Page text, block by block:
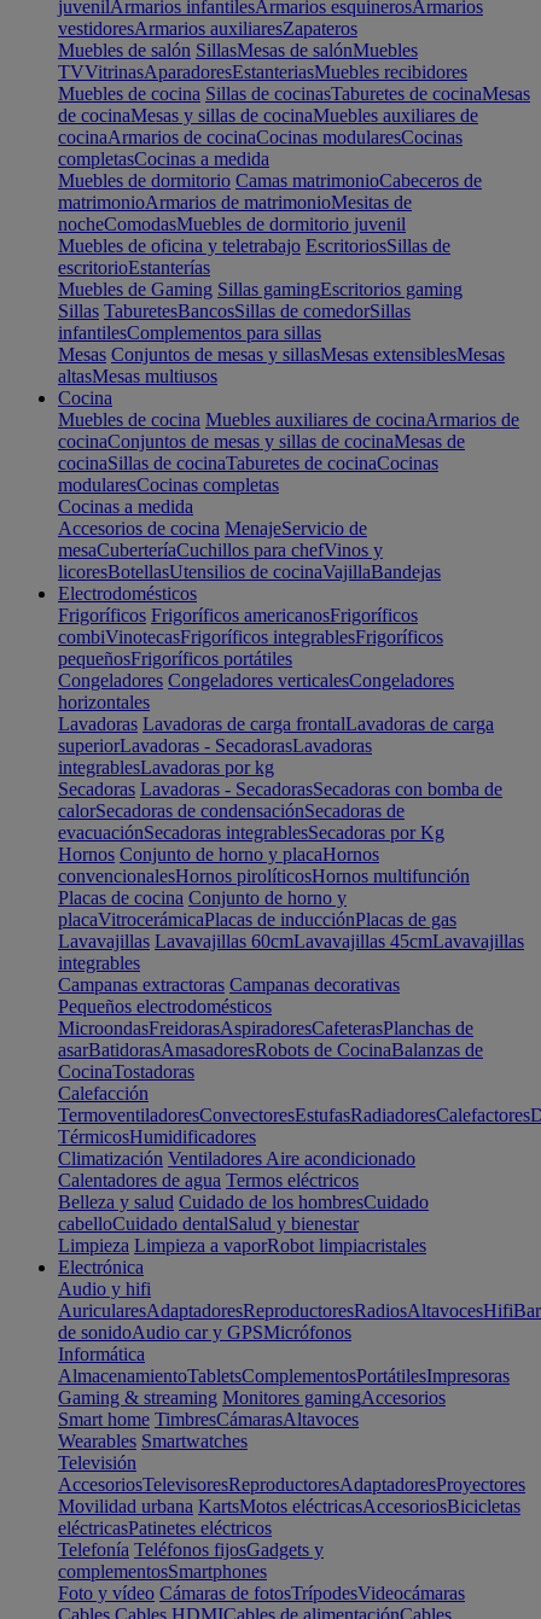
juvenilArmarios infantilesArmarios esquinerosArmarios
vestidoresArmarios auxiliaresZapateros
Muebles de salón SillasMesas de salónMuebles
TVVitrinasAparadoresEstanteriasMuebles recibidores
Muebles de cocina Sillas de cocinasTaburetes de cocinaMesas
de cocinaMesas y sillas de cocinaMuebles auxiliares de
cocinaArmarios de cocinaCocinas modularesCocinas
completasCocinas a medida
Muebles de dormitorio Camas matrimonioCabeceros de
matrimonioArmarios de matrimonioMesitas de
nocheComodasMuebles de dormitorio juvenil
Muebles de oficina y teletrabajo EscritoriosSillas de
escritorioEstanterías
Muebles de Gaming Sillas gamingEscritorios gaming
Sillas TaburetesBancosSillas de comedorSillas
infantilesComplementos para sillas
Mesas Conjuntos de mesas y sillasMesas extensiblesMesas
altasMesas multiusos
Cocina
Muebles de cocina Muebles auxiliares de cocinaArmarios de
cocinaConjuntos de mesas y sillas de cocinaMesas de
cocinaSillas de cocinaTaburetes de cocinaCocinas
modularesCocinas completas
Cocinas a medida
Accesorios de cocina MenajeServicio de
mesaCuberteríaCuchillos para chefVinos y
licoresBotellasUtensilios de cocinaVajillaBandejas
Electrodomésticos
Frigoríficos Frigoríficos americanosFrigoríficos
combiVinotecasFrigoríficos integrablesFrigoríficos
pequeñosFrigoríficos portátiles
Congeladores Congeladores verticalesCongeladores
horizontales
Lavadoras Lavadoras de carga frontalLavadoras de carga
superiorLavadoras - SecadorasLavadoras
integrablesLavadoras por kg
Secadoras Lavadoras - SecadorasSecadoras con bomba de
calorSecadoras de condensaciónSecadoras de
evacuaciónSecadoras integrablesSecadoras por Kg
Hornos Conjunto de horno y placaHornos
convencionalesHornos pirolíticosHornos multifunción
Placas de cocina Conjunto de horno y
placaVitrocerámicaPlacas de inducciónPlacas de gas
Lavavajillas Lavavajillas 60cmLavavajillas 45cmLavavajillas
integrables
Campanas extractoras Campanas decorativas
Pequeños electrodomésticos
MicroondasFreidorasAspiradoresCafeterasPlanchas de
asarBatidorasAmasadoresRobots de CocinaBalanzas de
CocinaTostadoras
Calefacción
TermoventiladoresConvectoresEstufasRadiadoresCalefactores
TérmicosHumidificadores
Climatización Ventiladores Aire acondicionado
Calentadores de agua Termos eléctricos
Belleza y salud Cuidado de los hombresCuidado
cabelloCuidado dentalSalud y bienestar
Limpieza Limpieza a vaporRobot limpiacristales
Electrónica
Audio y hifi
AuricularesAdaptadoresReproductoresRadiosAltavocesHifi
de sonidoAudio car y GPSMicrófonos
Informática
AlmacenamientoTabletsComplementosPortátilesImpresoras
Gaming & streaming Monitores gamingAccesorios
Smart home TimbresCámarasAltavoces
Wearables Smartwatches
Televisión
AccesoriosTelevisoresReproductoresAdaptadoresProyectores
Movilidad urbana KartsMotos eléctricasAccesoriosBicicletas
eléctricasPatinetes eléctricos
Telefonía Teléfonos fijosGadgets y
complementosSmartphones
Foto y vídeo Cámaras de fotosTrípodesVideocámaras
Cables Cables HDMICables de alimentaciónCables